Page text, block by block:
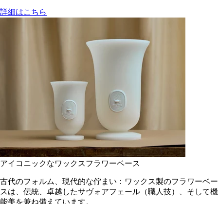
詳細はこちら
アイコニックなワックスフラワーベース
古代のフォルム、現代的な佇まい：ワックス製のフラワーベー
スは、伝統、卓越したサヴォアフェール（職人技）、そして機
能美を兼ね備えています。